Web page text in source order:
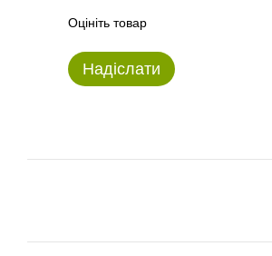
Оцініть товар
Надіслати